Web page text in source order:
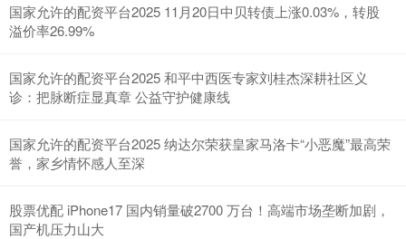
国家允许的配资平台2025 11月20日中贝转债上涨0.03%，转股
溢价率26.99%
国家允许的配资平台2025 和平中西医专家刘桂杰深耕社区义
诊：把脉断症显真章 公益守护健康线
国家允许的配资平台2025 纳达尔荣获皇家马洛卡“小恶魔”最高荣
誉，家乡情怀感人至深
股票优配 iPhone17 国内销量破2700 万台！高端市场垄断加剧，
国产机压力山大